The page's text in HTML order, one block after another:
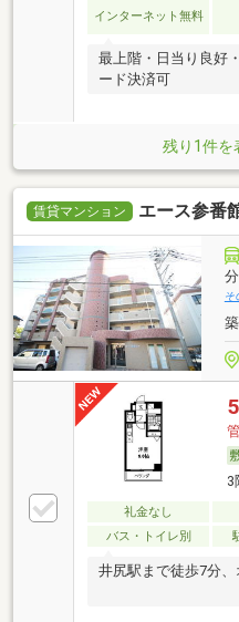
インターネット無料
最上階・日当り良好
ード決済可
残り1件を
賃貸マンション エース参番
分
そ
3
礼金なし
バス・トイレ別
井尻駅まで徒歩7分、